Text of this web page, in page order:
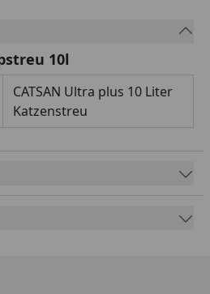
10l
CATSAN Ultra plus 10 Liter
Katzenstreu